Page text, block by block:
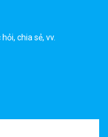
chia sẻ, vv.